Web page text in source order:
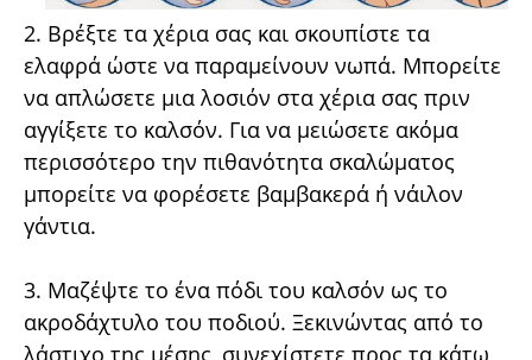
2. Βρέξτε τα χέρια σας και σκουπίστε τα
ελαφρά ώστε να παραμείνουν νωπά. Μπορείτε
να απλώσετε μια λοσιόν στα χέρια σας πριν
αγγίξετε το καλσόν. Για να μειώσετε ακόμα
περισσότερο την πιθανότητα σκαλώματος
μπορείτε να φορέσετε βαμβακερά ή νάιλον
γάντια.
3. Μαζέψτε το ένα πόδι του καλσόν ως το
ακροδάχτυλο του ποδιού. Ξεκινώντας από το
λάστιχο της μέσης, συνεχίστετε προς τα κάτω